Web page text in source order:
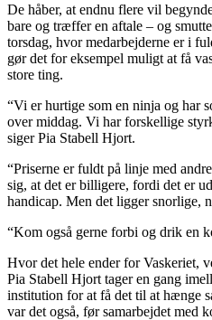
De håber, at endnu flere vil
bare og træffer en aftale – og
torsdag, hvor medarbejderne er i
gør det for eksempel muligt at få
store ting.
“Vi er hurtige som en ninja og har
over middag. Vi har forskellige
siger Pia Stabell Hjort.
“Priserne er fuldt på linje med
sig, at det er billigere, fordi det er
handicap. Men det ligger snorlige,
“Kom også gerne forbi og drik en
Hvor det hele ender for Vaskeriet,
Pia Stabell Hjort tager en gang
institution for at få det til at hænge
var det også, før samarbejdet med